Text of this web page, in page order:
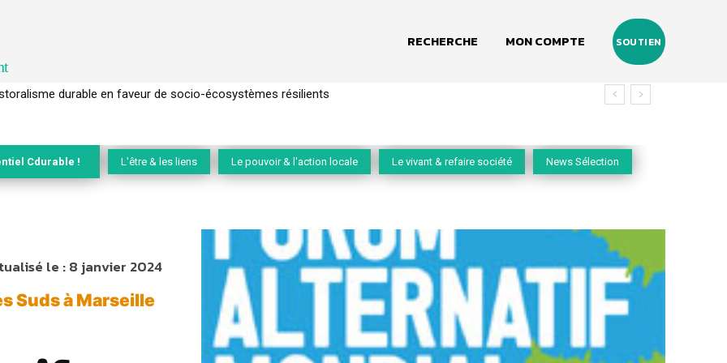
RECHERCHE MON COMPTE SOUTIEN
pour un modèle économique régénératif du vivant …
Cdurable ! L'être & les liens Le pouvoir & l'action locale Le vivant & refaire société News Sélection
le :8 janvier 2024
Suds à Marseille